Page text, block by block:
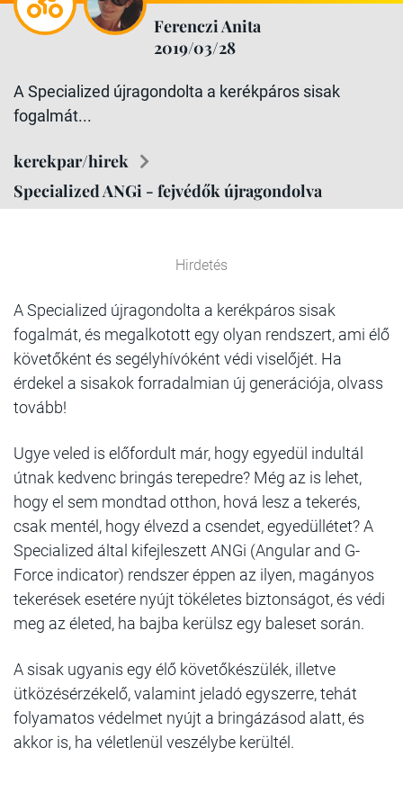
Ferenczi Anita
2019/03/28
A Specialized újragondolta a kerékpáros sisak
fogalmát...
kerekpar/hirek
Specialized ANGi - fejvédők újragondolva
Hirdetés
A Specialized újragondolta a kerékpáros sisak
fogalmát, és megalkotott egy olyan rendszert, ami élő
követőként és segélyhívóként védi viselőjét. Ha
érdekel a sisakok forradalmian új generációja, olvass
tovább!
Ugye veled is előfordult már, hogy egyedül indultál
útnak kedvenc bringás terepedre? Még az is lehet,
hogy el sem mondtad otthon, hová lesz a tekerés,
csak mentél, hogy élvezd a csendet, egyedüllétet? A
Specialized által kifejleszett ANGi (Angular and G-
Force indicator) rendszer éppen az ilyen, magányos
tekerések esetére nyújt tökéletes biztonságot, és védi
meg az életed, ha bajba kerülsz egy baleset során.
A sisak ugyanis egy élő követőkészülék, illetve
ütközésérzékelő, valamint jeladó egyszerre, tehát
folyamatos védelmet nyújt a bringázásod alatt, és
akkor is, ha véletlenül veszélybe kerültél.